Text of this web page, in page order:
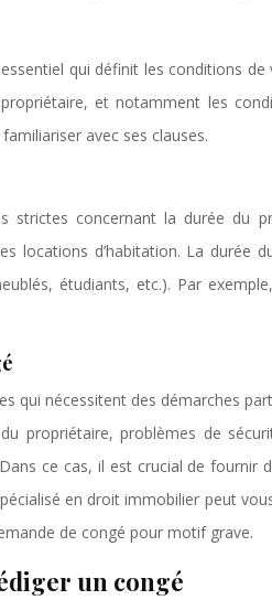
qui définit les conditions
et notamment les
avec ses clauses.
strictes concernant la durée du
locations d’habitation. La durée
étudiants, etc.). Par
qui nécessitent des démarches
propriétaire, problèmes de
ce cas, il est crucial de
en droit immobilier peut
de congé pour motif grave.
un congé